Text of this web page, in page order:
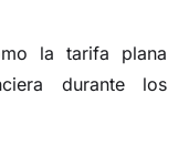
la tarifa plana
durante los